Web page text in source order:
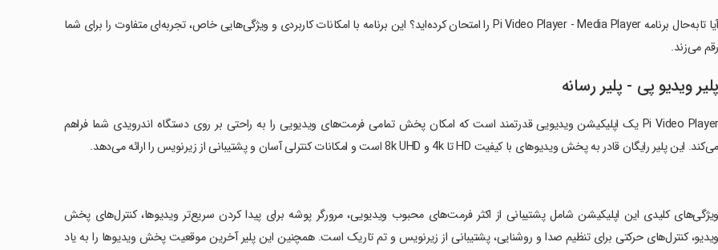
آیا تابه‌حال برنامه Pi Video Player - Media Player را امتحان کرده‌اید؟ این برنامه با امکانات کاربردی و ویژگی‌هایی خاص، تجربه‌ای متفاوت را برای شما
رقم می‌زند.
پلیر ویدیو پی - پلیر رسانه
Pi Video Player یک اپلیکیشن ویدیویی قدرتمند است که امکان پخش تمامی فرمت‌های ویدیویی را به راحتی بر روی دستگاه اندرویدی شما فراهم
می‌کند. این پلیر رایگان قادر به پخش ویدیوهای با کیفیت HD تا 4k و 8k UHD است و امکانات کنترلی آسان و پشتیبانی از زیرنویس را ارائه می‌دهد.
‏ویژگی‌های کلیدی این اپلیکیشن شامل پشتیبانی از اکثر فرمت‌های محبوب ویدیویی، مرورگر پوشه برای پیدا کردن سریع‌تر ویدیوها، کنترل‌های پخش
ویدیو، کنترل‌های حرکتی برای تنظیم صدا و روشنایی، پشتیبانی از زیرنویس و تم تاریک است. همچنین این پلیر آخرین موقعیت پخش ویدیوها را به یاد